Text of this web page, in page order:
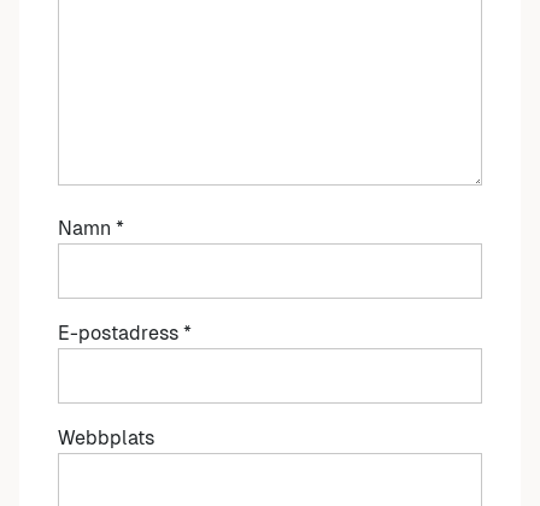
Namn *
E-postadress *
Webbplats